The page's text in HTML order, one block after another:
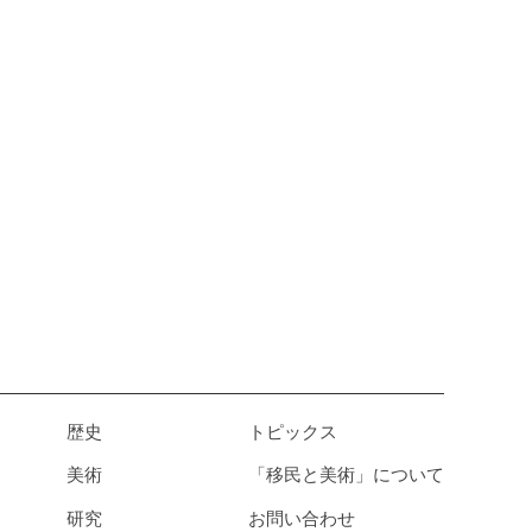
歴史
美術
研究
トピックス
「移民と美術」について
お問い合わせ